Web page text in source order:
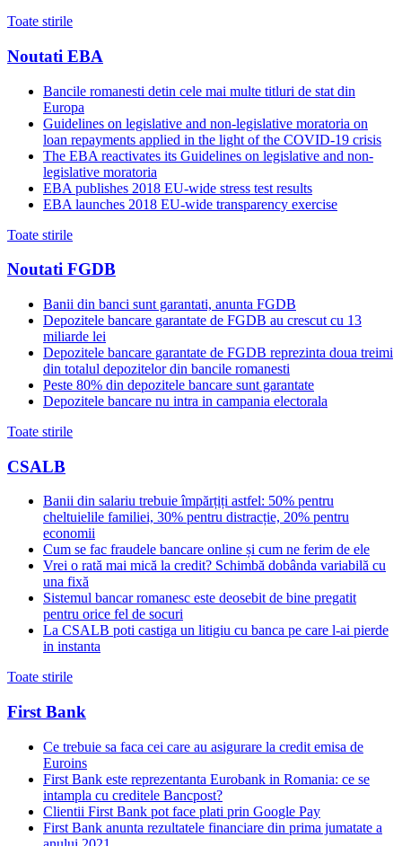
Toate stirile
Noutati EBA
Bancile romanesti detin cele mai multe titluri de stat din
Europa
Guidelines on legislative and non-legislative moratoria on
loan repayments applied in the light of the COVID-19 crisis
The EBA reactivates its Guidelines on legislative and non-
legislative moratoria
EBA publishes 2018 EU-wide stress test results
EBA launches 2018 EU-wide transparency exercise
Toate stirile
Noutati FGDB
Banii din banci sunt garantati, anunta FGDB
Depozitele bancare garantate de FGDB au crescut cu 13
miliarde lei
Depozitele bancare garantate de FGDB reprezinta doua treimi
din totalul depozitelor din bancile romanesti
Peste 80% din depozitele bancare sunt garantate
Depozitele bancare nu intra in campania electorala
Toate stirile
CSALB
Banii din salariu trebuie împărțiți astfel: 50% pentru
cheltuielile familiei, 30% pentru distracție, 20% pentru
economii
Cum se fac fraudele bancare online și cum ne ferim de ele
Vrei o rată mai mică la credit? Schimbă dobânda variabilă cu
una fixă
Sistemul bancar romanesc este deosebit de bine pregatit
pentru orice fel de socuri
La CSALB poti castiga un litigiu cu banca pe care l-ai pierde
in instanta
Toate stirile
First Bank
Ce trebuie sa faca cei care au asigurare la credit emisa de
Euroins
First Bank este reprezentanta Eurobank in Romania: ce se
intampla cu creditele Bancpost?
Clientii First Bank pot face plati prin Google Pay
First Bank anunta rezultatele financiare din prima jumatate a